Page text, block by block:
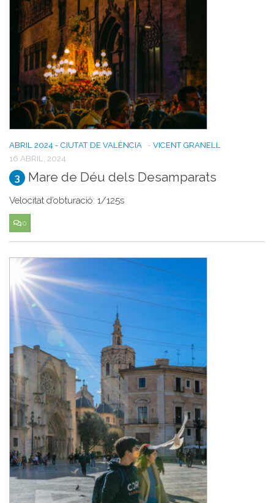
- VICENT GRANELL
ABRIL 2024 - CIUTAT DE VALÈNCIA
16 ABRIL, 2024
3 Mare de Déu dels Desamparats
Velocitat d’obturació: 1/125s
0